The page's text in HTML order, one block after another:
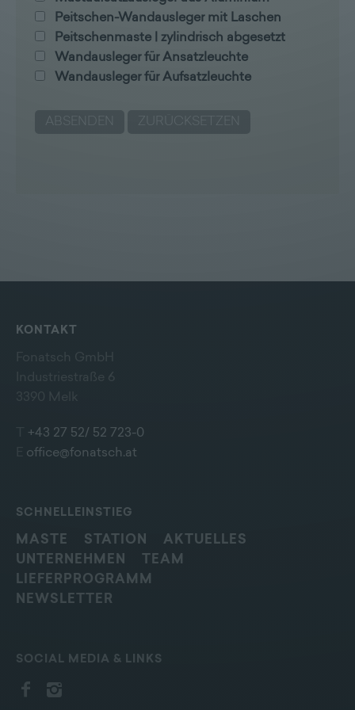
Peitschen-Wandausleger mit Laschen
Peitschenmaste | zylindrisch abgesetzt
Wandausleger für Ansatzleuchte
Wandausleger für Aufsatzleuchte
KONTAKT
Fonatsch GmbH
Industriestraße 6
+43 27 52/ 52 723-0
office@fonatsch.at
SCHNELLEINSTIEG
MASTE STATION
AKTUELLES
UNTERNEHMEN
TEAM
LIEFERPROGRAMM
NEWSLETTER
SOCIAL MEDIA & LINKS